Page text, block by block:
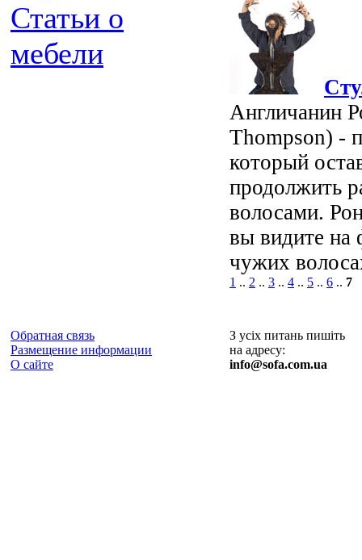
Статьи о
мебели
Англичанин
Thompson) -
который
продолжить
волосами.
вы видите на
чужих
1 .. 2 .. 3 .. 4 .. 5 .. 6 .. 7
Обратная связь
Размещение информации
О сайте
З усіх питань пишіть
на адресу:
info@sofa.com.ua